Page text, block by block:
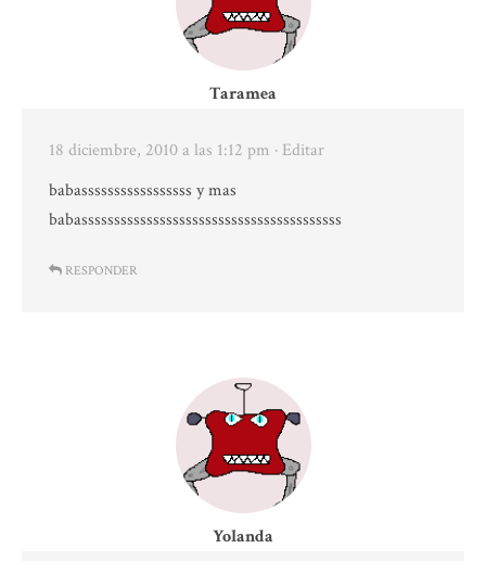
Taramea
18 diciembre, 2010 a las 1:12 pm · Editar
babasssssssssssssssss y mas
babassssssssssssssssssssssssssssssssssssssss
RESPONDER
Yolanda